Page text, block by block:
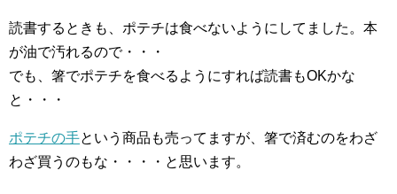
読書するときも、ポテチは食べないようにしてました。本
が油で汚れるので・・・
でも、箸でポテチを食べるようにすれば読書もOKかな
と・・・
ポテチの手という商品も売ってますが、箸で済むのをわざ
わざ買うのもな・・・・と思います。